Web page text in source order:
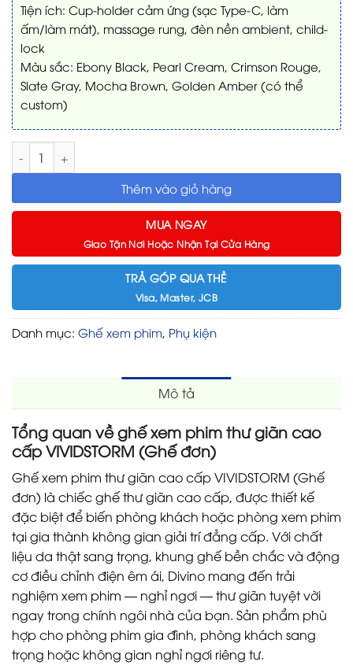
Tiện ích: Cup-holder cảm ứng (sạc Type-C, làm
ấm/làm mát), massage rung, đèn nền ambient, child-
lock
Màu sắc: Ebony Black, Pearl Cream, Crimson Rouge,
Slate Gray, Mocha Brown, Golden Amber (có thể
custom)
Ghế xem phim thư giãn cao cấp VIVIDSTORM (Ghế đơn) số
Thêm vào giỏ hàng
MUA NGAY
Giao Tận Nơi Hoặc Nhận Tại Cửa Hàng
TRẢ GÓP QUA THẺ
Visa, Master, JCB
Danh mục: Ghế xem phim Phụ kiện
Mô tả
Tổng quan về ghế xem phim thư giãn cao
cấp VIVIDSTORM (Ghế đơn)
Ghế xem phim thư giãn cao cấp VIVIDSTORM (Ghế
đơn) là chiếc ghế thư giãn cao cấp, được thiết kế
đặc biệt để biến phòng khách hoặc phòng xem phim
tại gia thành không gian giải trí đẳng cấp. Với chất
liệu da thật sang trọng, khung ghế bền chắc và động
cơ điều chỉnh điện êm ái, Divino mang đến trải
nghiệm xem phim — nghỉ ngơi — thư giãn tuyệt vời
ngay trong chính ngôi nhà của bạn. Sản phẩm phù
hợp cho phòng phim gia đình, phòng khách sang
trọng hoặc không gian nghỉ ngơi riêng tư.